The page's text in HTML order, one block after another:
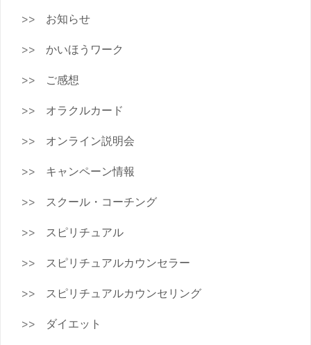
お知らせ
かいほうワーク
ご感想
オラクルカード
オンライン説明会
キャンペーン情報
スクール・コーチング
スピリチュアル
スピリチュアルカウンセラー
スピリチュアルカウンセリング
ダイエット